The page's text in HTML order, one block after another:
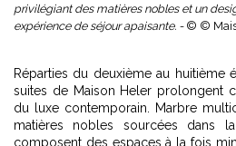
privilégiant des matières nobles et un
expérience de séjour apaisante. - © ©
Réparties du deuxième au huitième
suites de Maison Heler prolongent
du luxe contemporain. Marbre
matières nobles sourcées dans
composent des espaces à la fois